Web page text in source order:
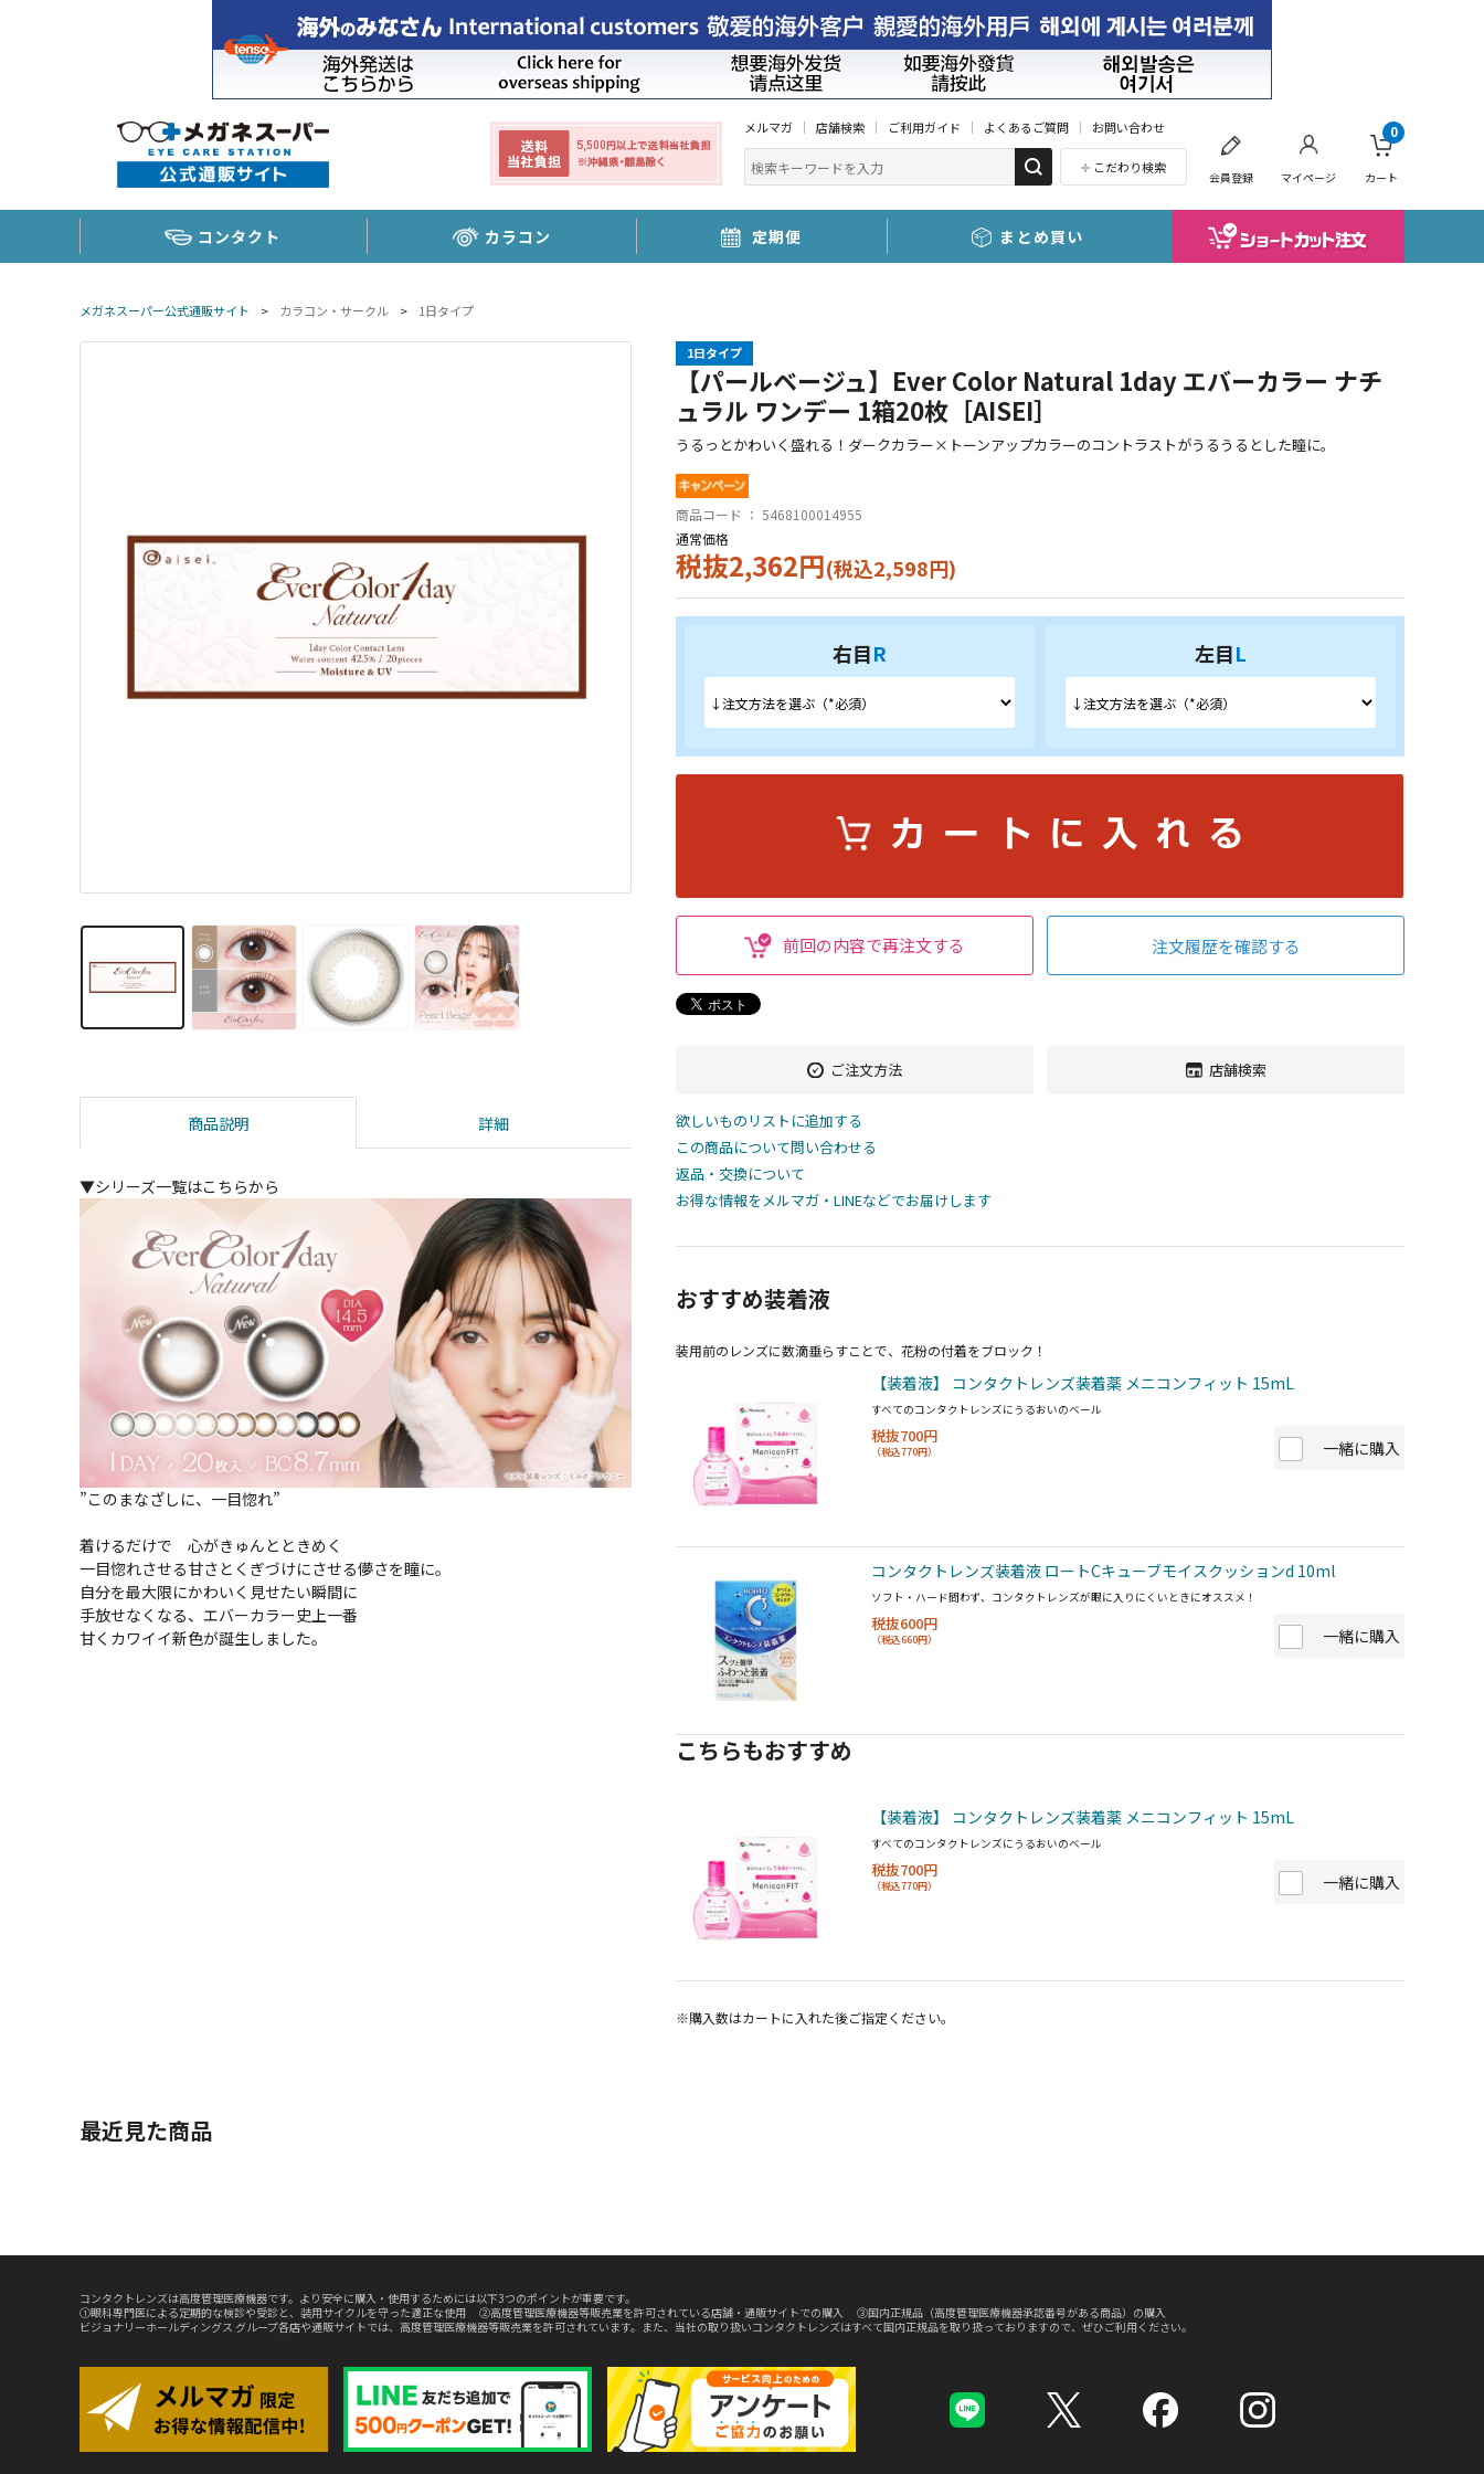
メルマガ 店舗検索 ご利用ガイド よくあるご質問 お問い合わせ
こだわり検索
会員登録 マイページ カート
0
コンタクト カラコン 定期便 まとめ買い
メガネスーパー公式通販サイト > カラコン・サークル > 1日タイプ
商品説明 詳細
▼シリーズ一覧はこちらから
”このまなざしに、一目惚れ”
着けるだけで 心がきゅんとときめく
一目惚れさせる甘さとくぎづけにさせる儚さを瞳に。
自分を最大限にかわいく見せたい瞬間に
手放せなくなる、エバーカラー史上一番
甘くカワイイ新色が誕生しました。
1日タイプ
【パールベージュ】Ever Color Natural 1day エバーカラー ナチ
ュラル ワンデー 1箱20枚［AISEI］
うるっとかわいく盛れる！ダークカラー×トーンアップカラーのコントラストがうるうるとした瞳に。
商品コード ： 5468100014955
通常価格
税抜2,362円(税込2,598円)
右目R 左目L
前回の内容で再注文する 注文履歴を確認する
ご注文方法 店舗検索
欲しいものリストに追加する
この商品について問い合わせる
返品・交換について
お得な情報をメルマガ・LINEなどでお届けします
おすすめ装着液
装用前のレンズに数滴垂らすことで、花粉の付着をブロック！
【装着液】 コンタクトレンズ装着薬 メニコンフィット 15mL
すべてのコンタクトレンズにうるおいのベール
税抜700円
（税込770円） 一緒に購入
コンタクトレンズ装着液 ロートCキューブモイスクッションd 10ml
ソフト・ハード問わず、コンタクトレンズが眼に入りにくいときにオススメ！
税抜600円
（税込660円） 一緒に購入
こちらもおすすめ
【装着液】 コンタクトレンズ装着薬 メニコンフィット 15mL
すべてのコンタクトレンズにうるおいのベール
税抜700円
（税込770円） 一緒に購入
※購入数はカートに入れた後ご指定ください。
最近見た商品
コンタクトレンズは高度管理医療機器です。より安全に購入・使用するためには以下3つのポイントが重要です。
①眼科専門医による定期的な検診や受診と、装用サイクルを守った適正な使用 ②高度管理医療機器等販売業を許可されている店舗・通販サイトでの購入 ③国内正規品（高度管理医療機器承認番号がある商品）の購入
ビジョナリーホールディングス グループ各店や通販サイトでは、高度管理医療機器等販売業を許可されています。また、当社の取り扱いコンタクトレンズはすべて国内正規品を取り扱っておりますので、ぜひご利用ください。